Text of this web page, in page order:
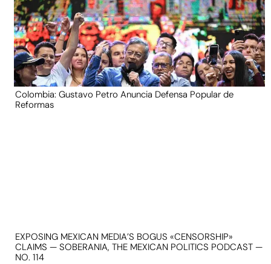
Colombia: Gustavo Petro Anuncia Defensa Popular de
Reformas
EXPOSING MEXICAN MEDIA’S BOGUS «CENSORSHIP»
CLAIMS — SOBERANIA, THE MEXICAN POLITICS PODCAST —
NO. 114